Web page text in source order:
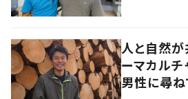
人と自然が
ーマカルチ
男性に尋